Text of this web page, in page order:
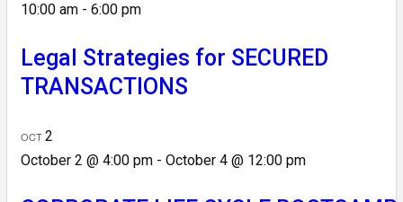
10:00 am - 6:00 pm
Legal Strategies for SECURED
TRANSACTIONS
OCT2
October 2 @ 4:00 pm - October 4 @ 12:00 pm